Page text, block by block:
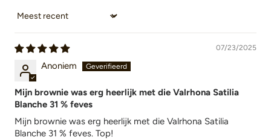
Sort by
07/23/2025
Anoniem
Mijn brownie was erg heerlijk met die Valrhona Satilia
Blanche 31 % feves
Mijn brownie was erg heerlijk met die Valrhona Satilia
Blanche 31 % feves. Top!